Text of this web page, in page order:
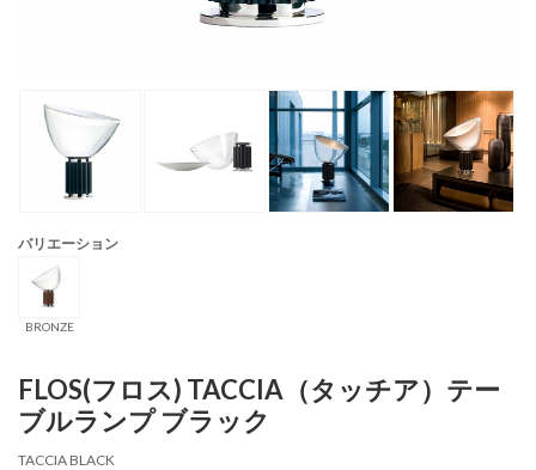
バリエーション
BRONZE
FLOS(フロス) TACCIA（タッチア）テー
ブルランプ ブラック
TACCIA BLACK